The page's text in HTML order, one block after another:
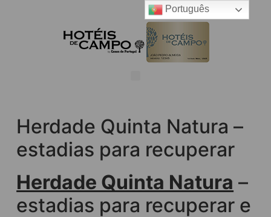
Herdade Quinta Natura –
estadias para recuperar
Herdade Quinta Natura –
estadias para recuperar e
Português